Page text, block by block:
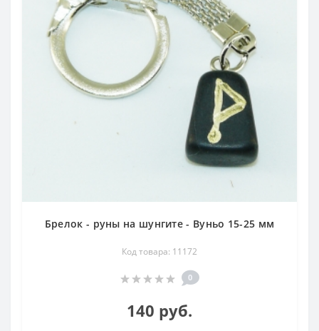
Брелок - руны на шунгите - Вуньо 15-25 мм
Код товара: 11172
0
140 руб.